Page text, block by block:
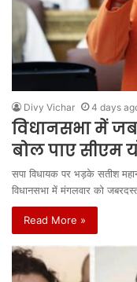
Divy Vichar 4 days
विधानसभा में
बोल पाए सीएम
सपा विधायक पर भड़के सतीश
विधानसभा में मंगलवार को
Read More »